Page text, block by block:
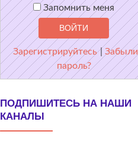
Запомнить меня
Зарегистрируйтесь | Забыли
пароль?
ПОДПИШИТЕСЬ НА НАШИ
КАНАЛЫ